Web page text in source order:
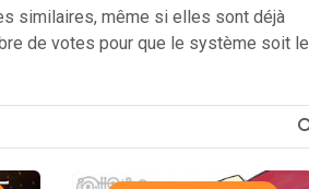
similaires, même si elles sont déjà
de votes pour que le système soit le